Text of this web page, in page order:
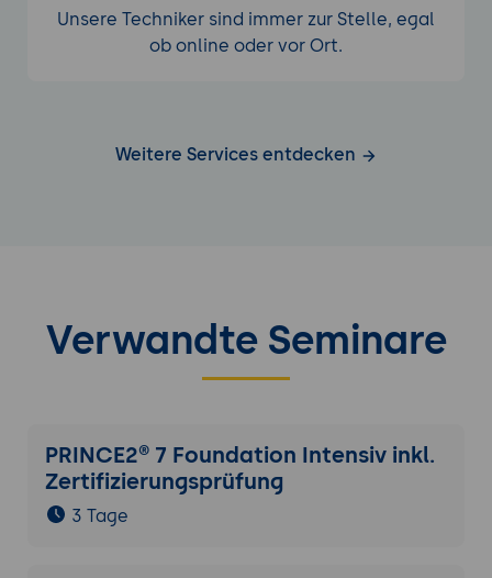
Unsere Techniker sind immer zur Stelle, egal
ob online oder vor Ort.
Weitere Services entdecken
Verwandte Seminare
PRINCE2® 7 Foundation Intensiv inkl.
Zertifizierungsprüfung
3 Tage